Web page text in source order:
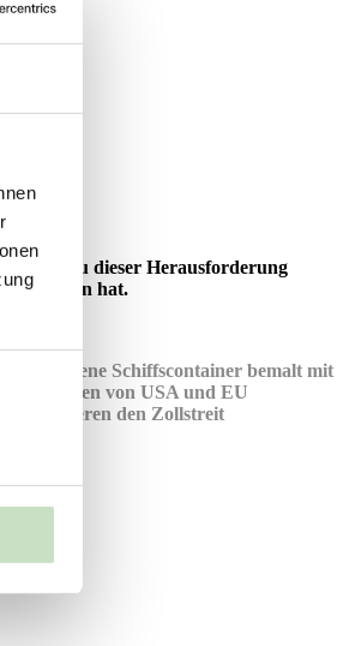
zu dieser Herausforderung
gewonnen hat.
Zerbrochene Schiffscontainer bemalt mit
den Flaggen von USA und EU
symbolisieren den Zollstreit